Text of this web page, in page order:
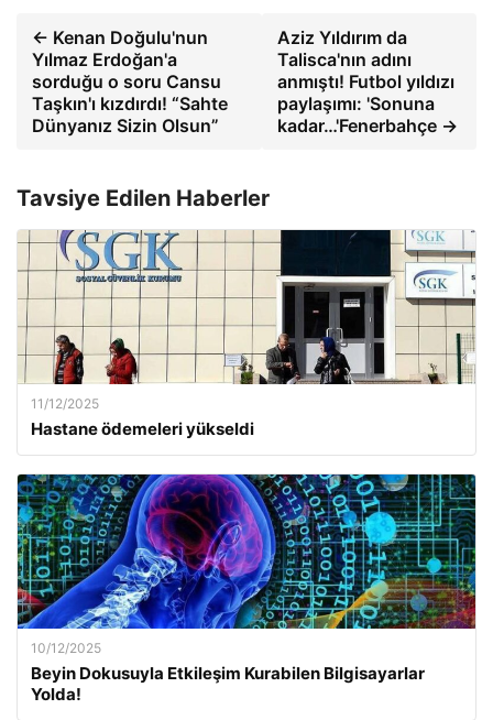
← Kenan Doğulu'nun
Yılmaz Erdoğan'a
sorduğu o soru Cansu
Taşkın'ı kızdırdı! “Sahte
Dünyanız Sizin Olsun”
Aziz Yıldırım da
Talisca'nın adını
anmıştı! Futbol yıldızı
paylaşımı: 'Sonuna
kadar…'Fenerbahçe →
Tavsiye Edilen Haberler
11/12/2025
Hastane ödemeleri yükseldi
10/12/2025
Beyin Dokusuyla Etkileşim Kurabilen Bilgisayarlar
Yolda!